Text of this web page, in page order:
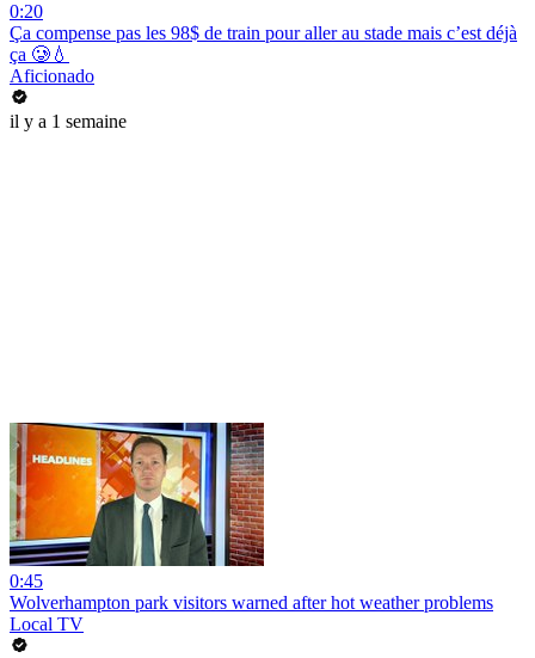
0:20
Ça compense pas les 98$ de train pour aller au stade mais c’est déjà
ça 🥲💧
Aficionado
il y a 1 semaine
0:45
Wolverhampton park visitors warned after hot weather problems
Local TV